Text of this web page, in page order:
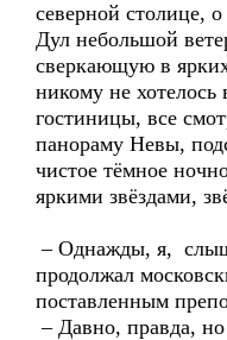
северной столице,
Дул небольшой
сверкающую в
никому не хотелось
гостиницы, все
панораму Невы,
чистое тёмное
яркими звёздами,
– Однажды, я,
продолжал
поставленным
– Давно, правда, но